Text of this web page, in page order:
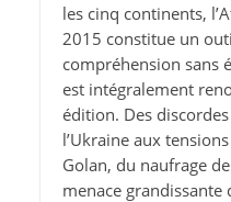
les cinq continents,
2015 constitue un
compréhension sans
est intégralement
édition. Des
l’Ukraine aux
Golan, du naufrage
menace grandissante